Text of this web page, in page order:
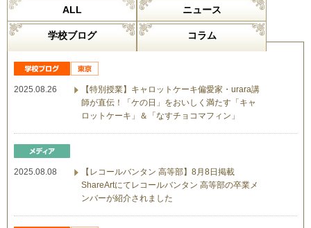
ALL ニュース
学校ブログ コラム
2025.08.26
【特別授業】キャロットケーキ偏愛家・urara講
師が直伝！「ケの日」をおいしく満たす「キャ
ロットケーキ」＆「なすチョコマフィン」
2025.08.08
【レコールバンタン 高等部】8月8日掲載
ShareArtにてレコールバンタン 高等部の卒業メ
ンバーが紹介されました